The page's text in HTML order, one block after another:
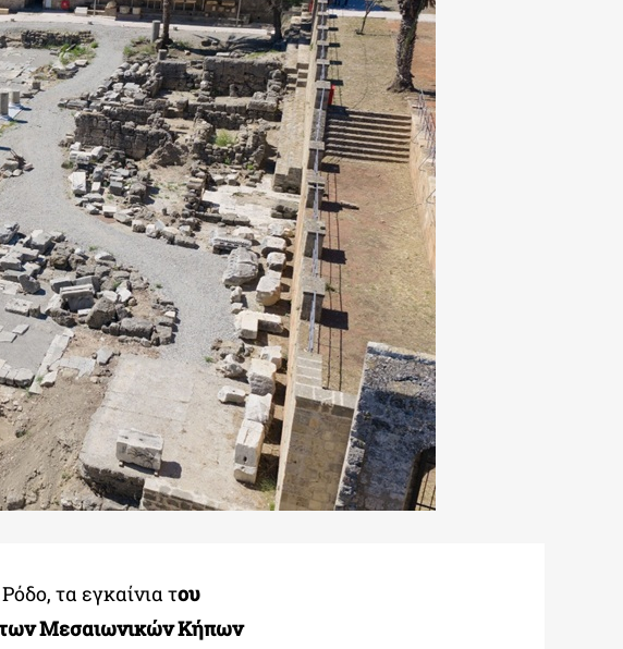
τα εγκαίνια του
των Μεσαιωνικών Κήπων